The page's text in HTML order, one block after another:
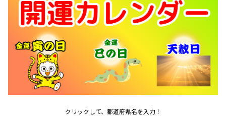
クリックして、都道府県名を入力！